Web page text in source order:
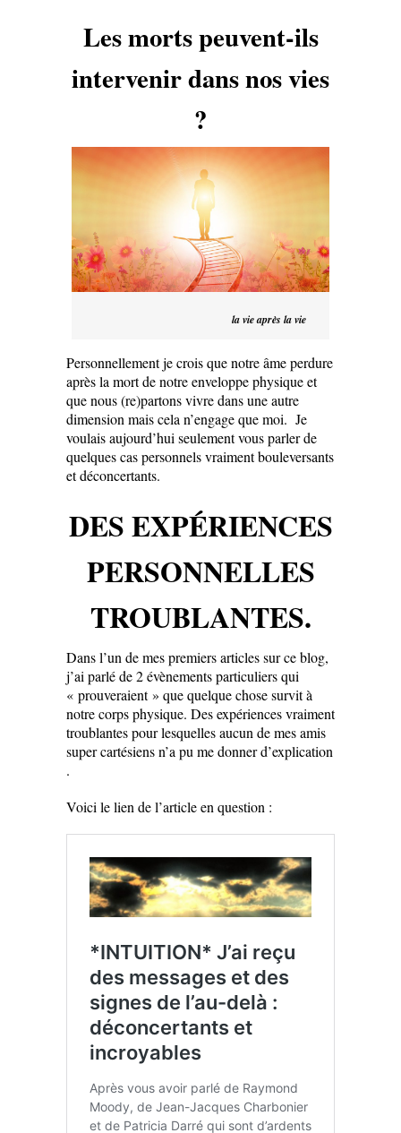
Les morts peuvent-ils
intervenirdans nos vies
?
la vie après la vie
Personnellement je crois que notre âme perdure
après la mort de notre enveloppe physique et
que nous (re)partons vivre dans une autre
dimension mais cela n’engage que moi. Je
voulais aujourd’hui seulement vous parler de
quelques cas personnels vraiment bouleversants
et déconcertants.
DES EXPÉRIENCES
PERSONNELLES
TROUBLANTES.
Dans l’un de mes premiers articles sur ce blog,
j’ai parlé de 2 évènements particuliers qui
« prouveraient » que quelque chose survit à
notre corps physique. Des expériences vraiment
troublantes pour lesquelles aucun de mes amis
super cartésiens n’a pu me donner d’explication
.
Voici le lien de l’article en question :